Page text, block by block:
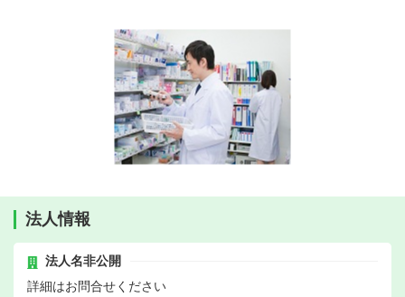
法人情報
法人名非公開
詳細はお問合せください